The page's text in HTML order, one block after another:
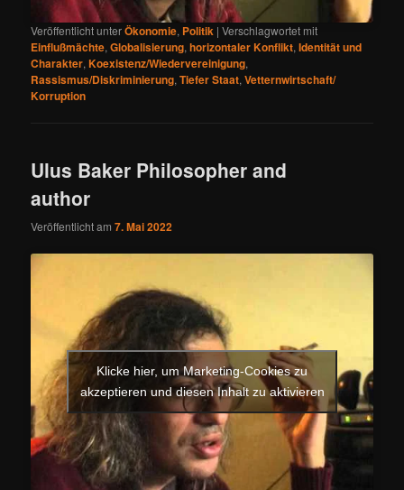
Veröffentlicht unterÖkonomie, Politik |Verschlagwortet mit
Einflußmächte,Globalisierung,horizontaler Konflikt,Identität und
Charakter,Koexistenz/Wiedervereinigung,
Rassismus/Diskriminierung,Tiefer Staat,Vetternwirtschaft/
Korruption
Ulus Baker Philosopher and
author
Veröffentlicht am7. Mai 2022
Klicke hier, um Marketing-Cookies zu
akzeptieren und diesen Inhalt zu aktivieren